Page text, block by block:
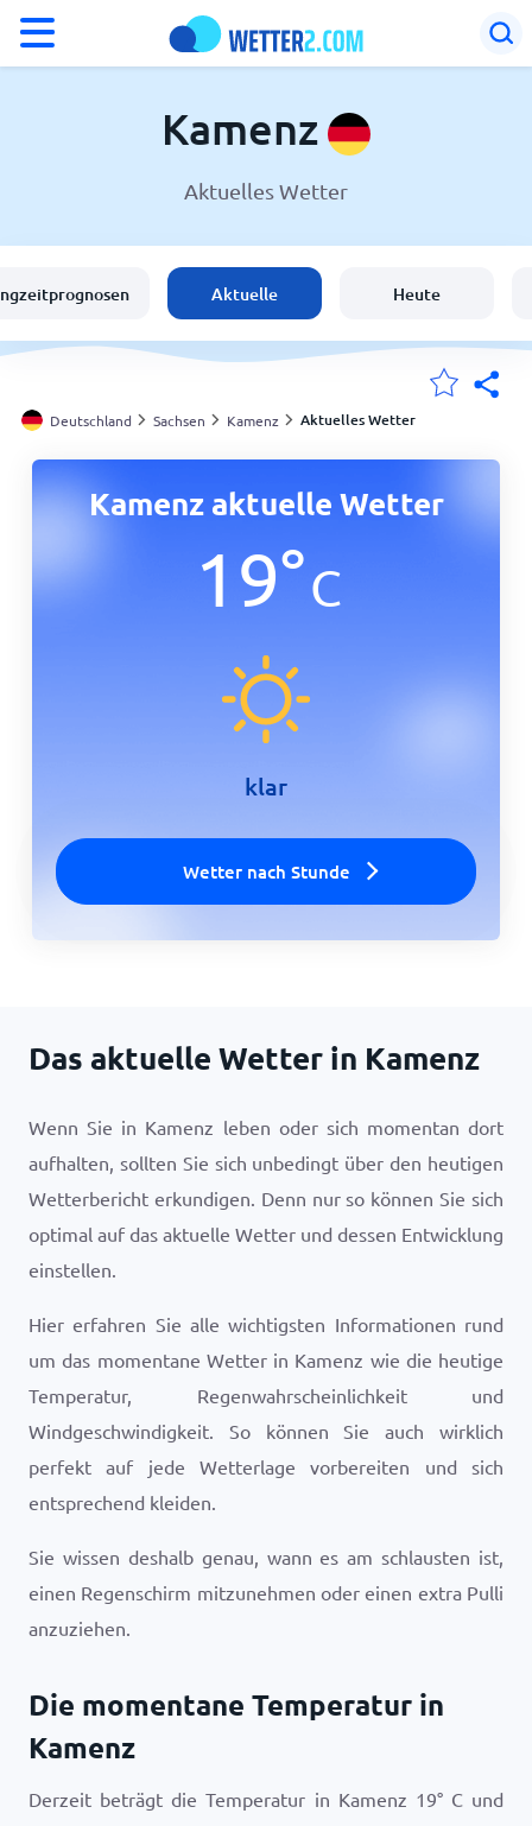
Schweiz
Österreich
Meine Standorte
Kamenz
Aktuelles Wetter
Aktuelle Heute
Deutschland Sachsen Kamenz Aktuelles Wetter
Kamenz aktuelle Wetter
19°C
klar
Wetter nach Stunde
Das aktuelle Wetter in Kamenz
Wenn Sie in Kamenz leben oder sich momentan dort
aufhalten, sollten Sie sich unbedingt über den heutigen
Wetterbericht erkundigen. Denn nur so können Sie sich
optimal auf das aktuelle Wetter und dessen Entwicklung
einstellen.
Hier erfahren Sie alle wichtigsten Informationen rund
um das momentane Wetter in Kamenz wie die heutige
Temperatur, Regenwahrscheinlichkeit und
Windgeschwindigkeit. So können Sie auch wirklich
perfekt auf jede Wetterlage vorbereiten und sich
entsprechend kleiden.
Sie wissen deshalb genau, wann es am schlausten ist,
einen Regenschirm mitzunehmen oder einen extra Pulli
anzuziehen.
Die momentane Temperatur in
Kamenz
Derzeit beträgt die Temperatur in Kamenz 19° Cund